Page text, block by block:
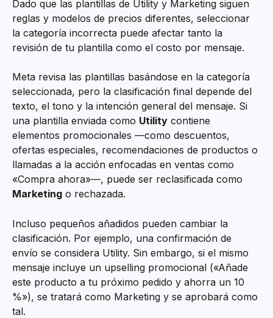
Dado que las plantillas de Utility y Marketing siguen
reglas y modelos de precios diferentes, seleccionar
la categoría incorrecta puede afectar tanto la
revisión de tu plantilla como el costo por mensaje.
Meta revisa las plantillas basándose en la categoría
seleccionada, pero la clasificación final depende del
texto, el tono y la intención general del mensaje. Si
una plantilla enviada como Utility contiene
elementos promocionales —como descuentos,
ofertas especiales, recomendaciones de productos o
llamadas a la acción enfocadas en ventas como
«Compra ahora»—, puede ser reclasificada como
Marketing o rechazada.
Incluso pequeños añadidos pueden cambiar la
clasificación. Por ejemplo, una confirmación de
envío se considera Utility. Sin embargo, si el mismo
mensaje incluye un upselling promocional («Añade
este producto a tu próximo pedido y ahorra un 10
%»), se tratará como Marketing y se aprobará como
tal.